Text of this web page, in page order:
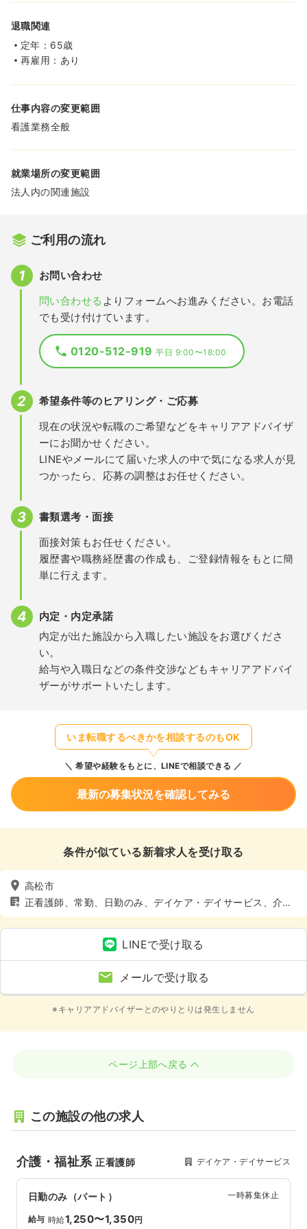
退職関連
定年：65歳
再雇用：あり
仕事内容の変更範囲
看護業務全般
就業場所の変更範囲
法人内の関連施設
ご利用の流れ
お問い合わせ
問い合わせる よりフォームへお進みください。お電話
でも受け付けています。
0120-512-919平日 9:00〜18:00
希望条件等のヒアリング・ご応募
現在の状況や転職のご希望などをキャリアアドバイザ
ーにお聞かせください。
LINEやメールにて届いた求人の中で気になる求人が見
つかったら、応募の調整はお任せください。
書類選考・面接
面接対策もお任せください。
履歴書や職務経歴書の作成も、ご登録情報をもとに簡
単に行えます。
内定・内定承諾
内定が出た施設から入職したい施設をお選びくださ
い。
給与や入職日などの条件交渉などもキャリアアドバイ
ザーがサポートいたします。
いま転職するべきかを相談するのもOK
希望や経験をもとに、LINEで相談できる
最新の募集状況を確認してみる
条件が似ている新着求人を受け取る
高松市
正看護師、常勤、日勤のみ、デイケア・デイサービス、介
護・福祉系、4週8休以上
LINEで受け取る
メールで受け取る
※キャリアアドバイザーとのやりとりは発生しません
ページ上部へ戻る
この施設の他の求人
介護・福祉系正看護師 デイケア・デイサービス
日勤のみ（パート） 一時募集休止
給与 時給1,250〜1,350円